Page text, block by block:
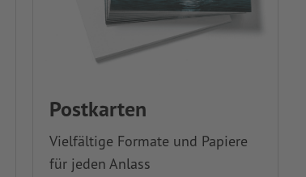
Postkarten
Vielfältige Formate und Papiere
für jeden Anlass